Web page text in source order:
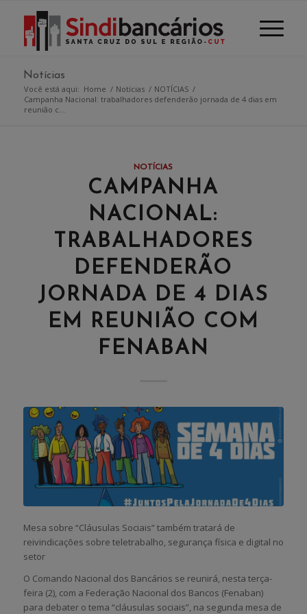
Notícias
Você está aqui: Home / Notícias / NOTÍCIAS /
Campanha Nacional: trabalhadores defenderão jornada de 4 dias em
reunião c...
NOTÍCIAS
CAMPANHA
NACIONAL:
TRABALHADORES
DEFENDERÃO
JORNADA DE 4 DIAS
EM REUNIÃO COM
FENABAN
Mesa sobre “Cláusulas Sociais” também tratará de
reivindicações sobre teletrabalho, segurança física e digital no
setor
O Comando Nacional dos Bancários se reunirá, nesta terça-
feira (2), com a Federação Nacional dos Bancos (Fenaban)
para debater o tema “cláusulas sociais”, na segunda mesa de